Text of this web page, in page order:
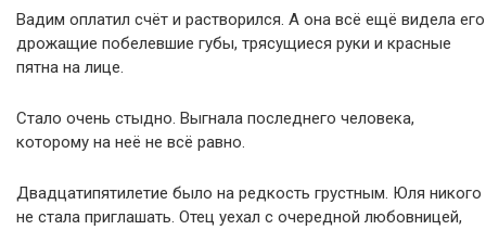
Вадим оплатил счёт и растворился. А она всё ещё видела его
дрожащие побелевшие губы, трясущиеся руки и красные
пятна на лице.
Стало очень стыдно. Выгнала последнего человека,
которому на неё не всё равно.
Двадцатипятилетие было на редкость грустным. Юля никого
не стала приглашать. Отец уехал с очередной любовницей,